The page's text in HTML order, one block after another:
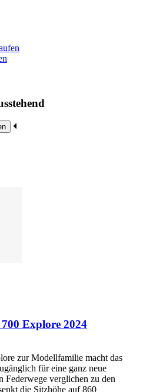
Explore 2024
zur Modellfamilie macht das
für eine ganz neue
Federwege verglichen zu den
die Sitzhöhe auf 860